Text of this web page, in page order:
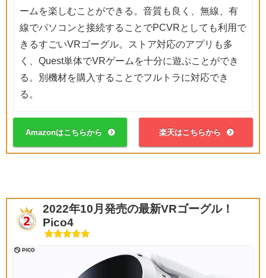
ームを楽しむことができる。音質も良く、無線、有
線でパソコンと接続することでPCVRとしても利用で
きるすごいVRゴーグル。ストア対応のアプリも多
く、Quest単体でVRゲームを十分に遊ぶことができ
る。別機材を購入することでフルトラに対応でき
る。
Amazonはこちらから 楽天はこちらから
2022年10月発売の最新VRゴーグル！
Pico4